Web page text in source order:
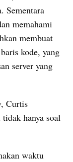
memahami
membuat
kode, yang
server yang
Curtis
hanya soal
waktu